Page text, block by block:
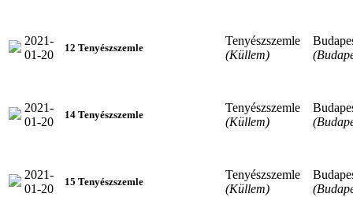
2021-
01-20
12 Tenyészszemle
Tenyészszemle
(Küllem)
2021-
01-20
14 Tenyészszemle
Tenyészszemle
(Küllem)
2021-
01-20
15 Tenyészszemle
Tenyészszemle
(Küllem)